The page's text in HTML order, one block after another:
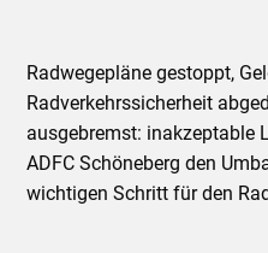
Radwegepläne gestoppt,
Radverkehrssicherheit
ausgebremst: inakzeptable
ADFC Schöneberg den
wichtigen Schritt für den